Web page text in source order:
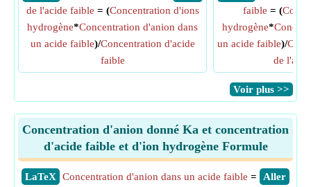
de l'acide faible = (Concentration d'ions
hydrogène*Concentration d'anion dans
un acide faible)/Concentration d'acide
faible
faible = (
hydrogène*
un acide faible)/
de
​Voir plus >>
Concentration d'anion donné Ka et concentration
d'acide faible et d'ion hydrogène Formule
​LaTeX ​Aller
Concentration d'anion dans un acide faible =